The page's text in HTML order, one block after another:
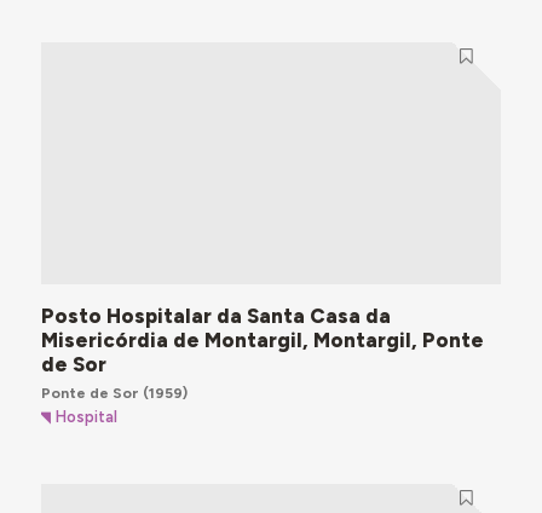
Posto Hospitalar da Santa Casa da
Misericórdia de Montargil, Montargil, Ponte
de Sor
Ponte de Sor (1959)
Hospital